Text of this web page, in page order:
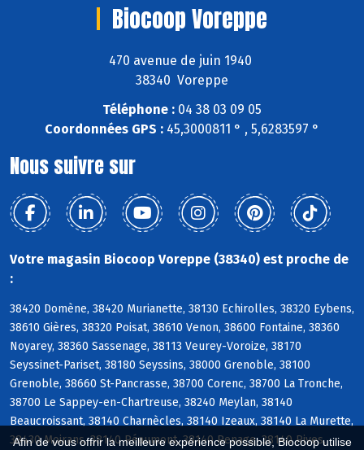
Afin de vous offrir la meilleure expérience possible, Biocoop utilise
Biocoop Voreppe
470 avenue de juin 1940
38340 Voreppe
Téléphone : 04 38 03 09 05
Coordonnées GPS : 45,3000811 ° , 5,6283597 °
Nous suivre sur
Votre magasin Biocoop Voreppe (38340) est proche de
:
38420 Domène, 38420 Murianette, 38130 Echirolles, 38320 Eybens,
38610 Gières, 38320 Poisat, 38610 Venon, 38600 Fontaine, 38360
Noyarey, 38360 Sassenage, 38113 Veurey-Voroize, 38170
Seyssinet-Pariset, 38180 Seyssins, 38000 Grenoble, 38100
Grenoble, 38660 St-Pancrasse, 38700 Corenc, 38700 La Tronche,
38700 Le Sappey-en-Chartreuse, 38240 Meylan, 38140
Beaucroissant, 38140 Charnècles, 38140 Izeaux, 38140 La Murette,
38430 Moirans, 38140 Réaumont, 38140 Renage, 38140 Rives,